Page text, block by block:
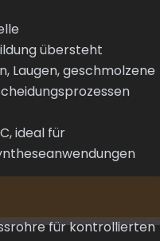
übersteht
Laugen, geschmolzene
ideal für
für kontrollierten